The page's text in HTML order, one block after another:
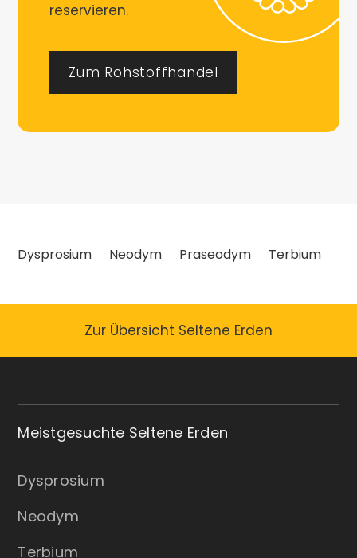
reservieren.
Zum Rohstoffhandel
Dysprosium Neodym Praseodym Terbium
Zur Übersicht Seltene Erden
Meistgesuchte Seltene Erden
Dysprosium
Neodym
Terbium